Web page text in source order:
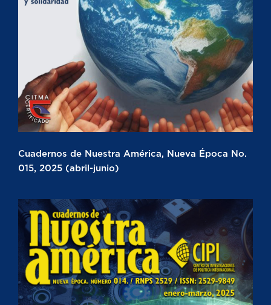
Cuadernos de Nuestra América, Nueva Época No.
015, 2025 (abril-junio)